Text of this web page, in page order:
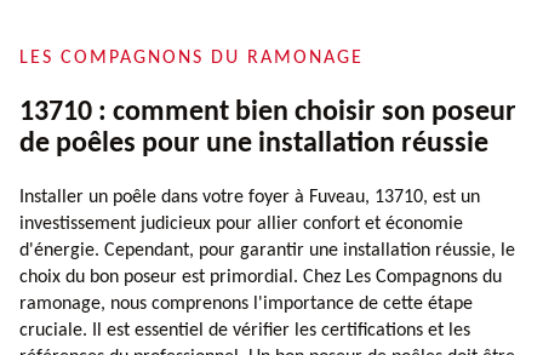
LES COMPAGNONS DU RAMONAGE
13710 : comment bien choisir son poseur
de poêles pour une installation réussie
Installer un poêle dans votre foyer à Fuveau, 13710, est un
investissement judicieux pour allier confort et économie
d'énergie. Cependant, pour garantir une installation réussie, le
choix du bon poseur est primordial. Chez Les Compagnons du
ramonage, nous comprenons l'importance de cette étape
cruciale. Il est essentiel de vérifier les certifications et les